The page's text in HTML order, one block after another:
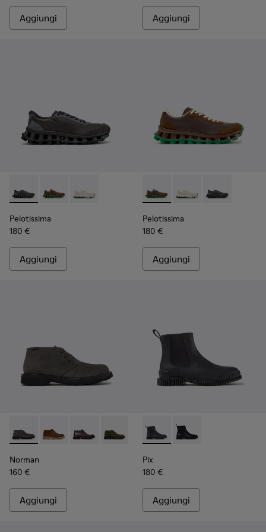
Aggiungi Aggiungi
Pelotissima - K101150-001 - Sneakers in pelle e nabuk grigie
Pelotissima - K101150-004 - Sneakers in pelle e
Pelotissima - K101150-003 - Sneakers in
Pelotissima
180 €
Aggiungi
Pelotissima - K101150-004
Pelotissima -Pelotissima -
Pelotissima
180 €
Aggiungi
Norman - K300513-003 - Stivaletti in camoscio grigi da
Norman - K300513-006
Norman - K300513-005
Norman - K300513-002
Norman - K300513-001
Norman
160 €
Aggiungi
Pix - K300562-002 -
Pix - K300562-001
Pix
180 €
Aggiungi